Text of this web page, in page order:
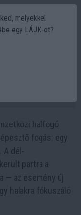
halfogó
fogás: egy
A dél-
partra a
— az esemény új
halakra fókuszáló
melyekkel
egy LÁJK-ot?